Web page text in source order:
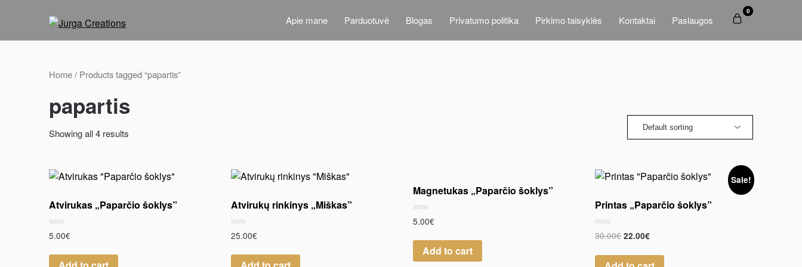
Apie mane Parduotuvė Blogas Privatumo politika Pirkimo taisyklės Kontaktai Paslaugos
0
Home/ Products tagged “papartis”
papartis
Showing all 4 results
Atvirukas „Paparčio šoklys”
Rated
0
of
5.00€
Atvirukų rinkinys „Miškas”
Rated
0
of
25.00€
Magnetukas „Paparčio šoklys”
Rated
0
of
5.00€
Add to cart
Sale!
Printas „Paparčio šoklys”
Rated
0
of
30.00€ 22.00€